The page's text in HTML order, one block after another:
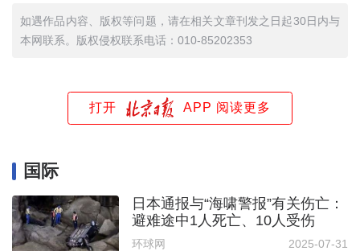
如遇作品内容、版权等问题，请在相关文章刊发之日起30日内与
本网联系。版权侵权联系电话：010-85202353
打开 APP 阅读更多
国际
日本通报与“海啸警报”有关伤亡：
避难途中1人死亡、10人受伤
环球网 2025-07-31